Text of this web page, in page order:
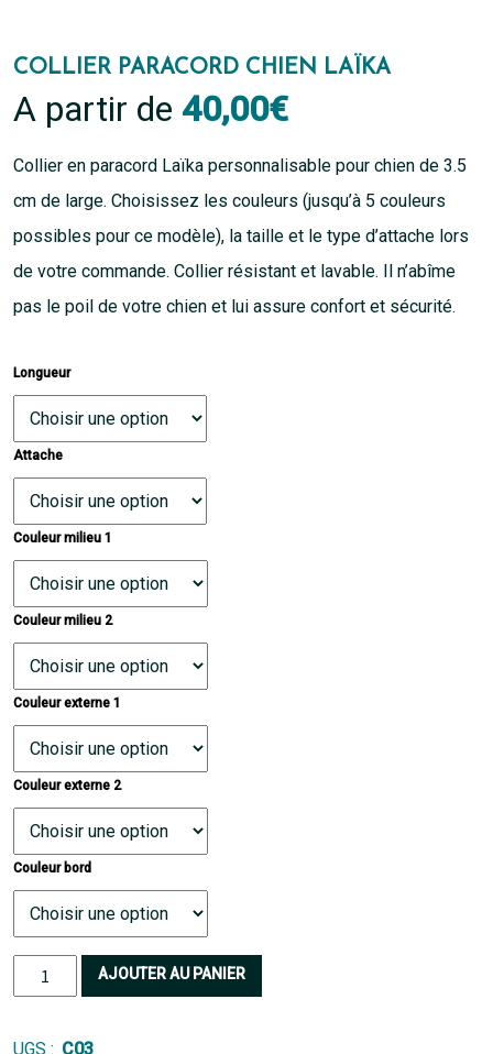
COLLIER PARACORD CHIEN LAÏKA
A partir de 40,00€
Collier en paracord Laïka personnalisable pour chien de 3.5
cm de large. Choisissez les couleurs (jusqu’à 5 couleurs
possibles pour ce modèle), la taille et le type d’attache lors
de votre commande. Collier résistant et lavable. Il n’abîme
pas le poil de votre chien et lui assure confort et sécurité.
Longueur
Attache
Couleur milieu 1
Couleur milieu 2
Couleur externe 1
Couleur externe 2
Couleur bord
quantité
Collier
AJOUTER AU PANIER
UGS : C03